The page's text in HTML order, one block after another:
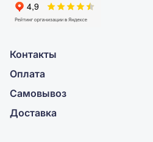
Контакты
Оплата
Самовывоз
Доставка